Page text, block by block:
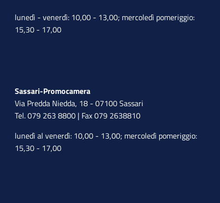
lunedì - venerdì: 10,00 - 13,00; mercoledì pomeriggio:
15,30 - 17,00
Sassari-Promocamera
Via Predda Niedda, 18 - 07100 Sassari
Tel. 079 263 8800 | Fax 079 2638810
lunedì al venerdì: 10,00 - 13,00; mercoledì pomeriggio:
15,30 - 17,00